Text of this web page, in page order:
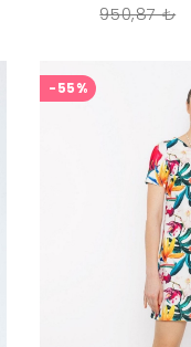
950,87 ₺
-55%